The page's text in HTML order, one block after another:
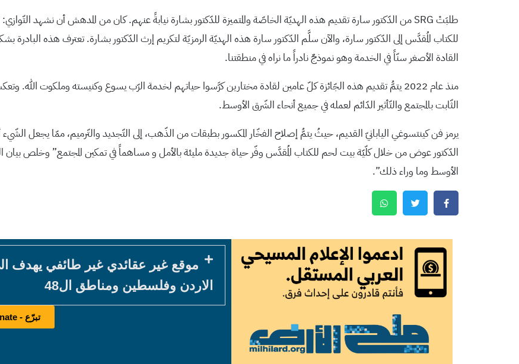
للكتاب المُقدَّس إلى الدّكتور سارة، والآن سلَّم الدّكتور سارة هذه الهديّة الرمزيّة لتكريم إرث الدّكتور بشارة. تعترف هذه البادرة
القادة الأصغر سنّاً في الخدمة وهو نموذجٌ نادراً ما نراه في منطقتنا.
منذ عام 2022 يتمُّ تقديم هذه الجّائزة كلّ عامين لقادة مختارين كرَّسوا حياتهم لخدمة الرّب يسوع وكنيسته وملكوت الله.
الثّابت بالمجتمع والتّأثير الدّائم لعمله في جميع أنحاء الشّرق الأوسط.
يرمز فن كينتسوغي اليابانيّ القديم، حيثُ يتمُّ إصلاح الفخّار المكسور بطبقات من الذّهب، إلى التّجديد والتّرميم، ممّا يجعل
الدّكتور عوض من خلال كلّيّة بيت لحم للكتاب المُقدَّس وفّر حياة جديدة مليئة بالأمل و مساهماً في تمكين المجتمع” وخلص بيان
الأوسط وما وراء ذلك”.
موقع غير عقائدي غير طائفي يهدف
الاردن وفلسطين ومناطق ال48
تبرّع - Donate